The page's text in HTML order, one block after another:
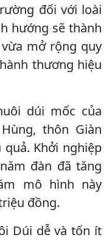
đối với loài
hướng sẽ thành
mở rộng quy
thương hiệu
dúi mốc của
thôn Giàn
Khởi nghiệp
đàn đã tăng
mô hình này
đồng.
Dúi dễ và tốn ít